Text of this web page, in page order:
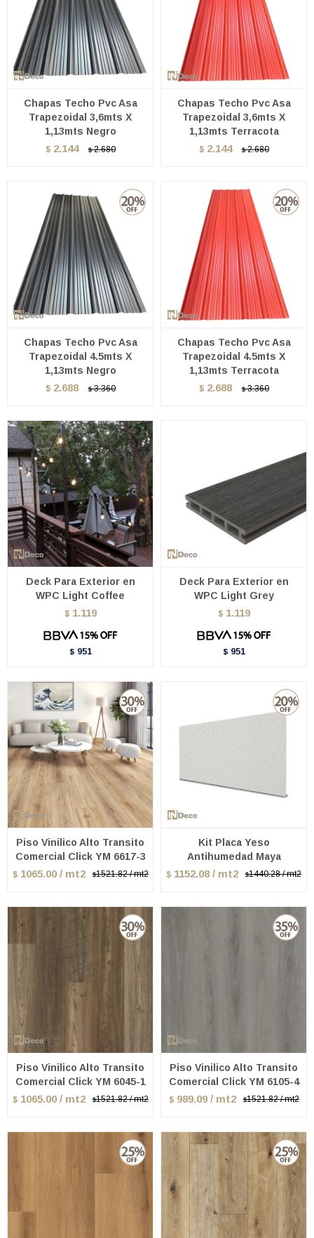
Chapas Techo Pvc Asa
Trapezoidal 3,6mts X
1,13mts Negro
$ 2.144 $ 2.680
Chapas Techo Pvc Asa
Trapezoidal 3,6mts X
1,13mts Terracota
$ 2.144 $ 2.680
Chapas Techo Pvc Asa
Trapezoidal 4.5mts X
1,13mts Negro
$ 2.688 $ 3.360
Chapas Techo Pvc Asa
Trapezoidal 4.5mts X
1,13mts Terracota
$ 2.688 $ 3.360
Deck Para Exterior en
WPC Light Coffee
$ 1.119
$ 951
Deck Para Exterior en
WPC Light Grey
$ 1.119
$ 951
Piso Vinilico Alto Transito
Comercial Click YM 6617-3
$ 1065.00 / mt2 $1521.82 / mt2
Kit Placa Yeso
Antihumedad Maya
$ 1152.08 / mt2 $1440.28 / mt2
Piso Vinilico Alto Transito
Comercial Click YM 6045-1
$ 1065.00 / mt2 $1521.82 / mt2
Piso Vinilico Alto Transito
Comercial Click YM 6105-4
$ 989.09 / mt2 $1521.82 / mt2